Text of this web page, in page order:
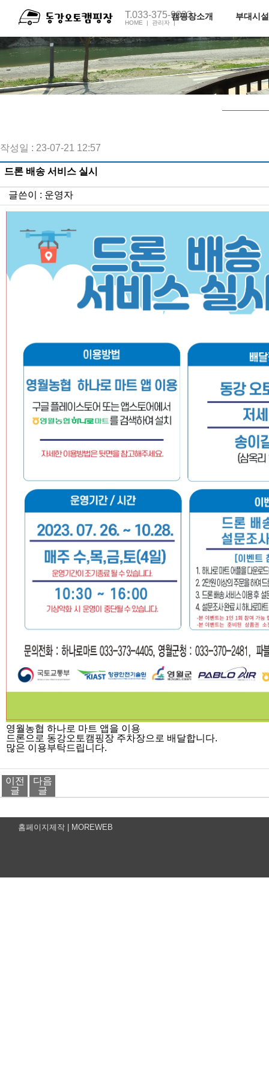
T.033-375-9333
HOME | 관리자 |
캠핑장소개
오토캠핑장소개
주변관광지
부대시설
족구장
전체보기 펜션1호 펜션2호
캠핑장C동 캠핑장M동
작성일 : 23-07-21 12:57
드론 배송 서비스 실시
글쓴이 : 운영자
영월농협 하나로 마트 앱을 이용
드론으로 동강오토캠핑장 주차장으로 배달합니다.
많은 이용부탁드립니다.
이전
글
다음
글
홈페이지제작 | MOREWEB